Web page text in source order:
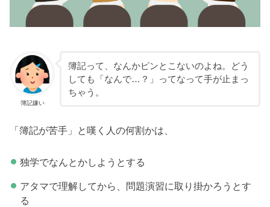
簿記嫌い
簿記って、なんかピンとこないのよね。どう
しても「なんで…？」ってなって手が止まっ
ちゃう。
「簿記が苦手」と嘆く人の何割かは、
独学でなんとかしようとする
アタマで理解してから、問題演習に取り掛かろうとす
る